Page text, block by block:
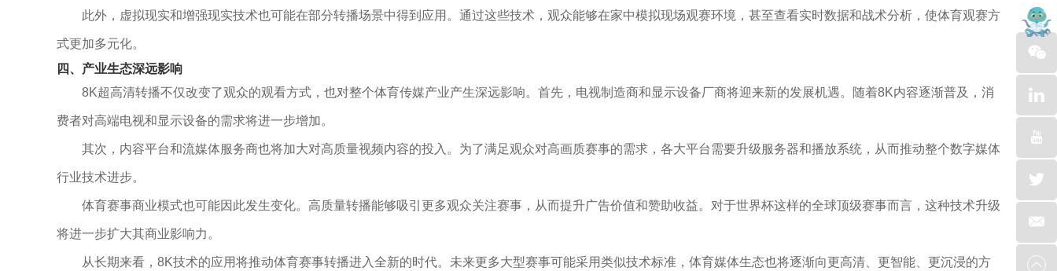
此外，虚拟现实和增强现实技术也可能在部分转播场景中得到应用。通过这些技术，观众能够在家中模拟现场观赛环境，甚至查看实时数据和战术分析，使体育观赛方
式更加多元化。
四、产业生态深远影响
8K超高清转播不仅改变了观众的观看方式，也对整个体育传媒产业产生深远影响。首先，电视制造商和显示设备厂商将迎来新的发展机遇。随着8K内容逐渐普及，消
费者对高端电视和显示设备的需求将进一步增加。
其次，内容平台和流媒体服务商也将加大对高质量视频内容的投入。为了满足观众对高画质赛事的需求，各大平台需要升级服务器和播放系统，从而推动整个数字媒体
行业技术进步。
体育赛事商业模式也可能因此发生变化。高质量转播能够吸引更多观众关注赛事，从而提升广告价值和赞助收益。对于世界杯这样的全球顶级赛事而言，这种技术升级
将进一步扩大其商业影响力。
从长期来看，8K技术的应用将推动体育赛事转播进入全新的时代。未来更多大型赛事可能采用类似技术标准，体育媒体生态也将逐渐向更高清、更智能、更沉浸的方